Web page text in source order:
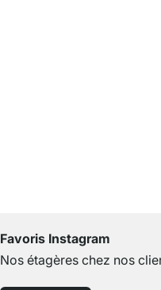
Favoris Instagram
Nos étagères chez nos